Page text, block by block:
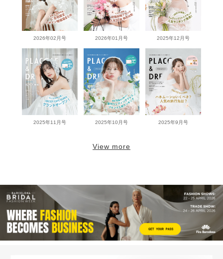
2026年02月号 2026年01月号 2025年12月号
2025年11月号 2025年10月号 2025年9月号
View more